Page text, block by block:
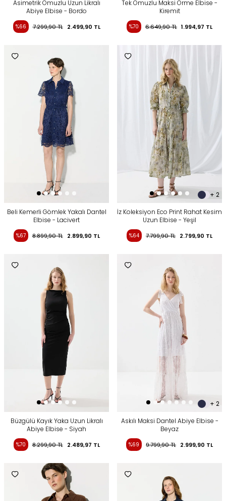
Asimetrik Omuzlu Uzun Likralı
Abiye Elbise - Bordo
%66 7.299,90TL 2.499,90 TL
Tek Omuzlu Maksi Örme Elbise -
Kiremit
%70 6.649,90TL 1.994,97 TL
Beli Kemerli Gömlek Yakalı Dantel
Elbise - Lacivert
%67 8.899,90TL 2.899,90 TL
+ 2
İz Koleksiyon Eco Print Rahat Kesim
Uzun Elbise - Yeşil
%64 7.799,90TL 2.799,90 TL
Büzgülü Kayık Yaka Uzun Likralı
Abiye Elbise - Siyah
%70 8.299,90TL 2.489,97 TL
+ 2
Askılı Maksi Dantel Abiye Elbise -
Beyaz
%69 9.799,90TL 2.999,90 TL